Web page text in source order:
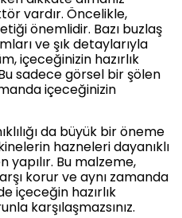
vardır. Öncelikle,
önemlidir. Bazı buzlaş
ve şık detaylarıyla
içeceğinizin hazırlık
sadece görsel bir şölen
içeceğinizin
da büyük bir öneme
hazneleri dayanıklı
Bu malzeme,
korur ve aynı zamanda
içeceğin hazırlık
karşılaşmazsınız.